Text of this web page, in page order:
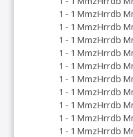
1 - 1 MmzHrrdb
1 - 1 MmzHrrdb
1 - 1 MmzHrrdb
1 - 1 MmzHrrdb
1 - 1 MmzHrrdb
1 - 1 MmzHrrdb
1 - 1 MmzHrrdb
1 - 1 MmzHrrdb
1 - 1 MmzHrrdb
1 - 1 MmzHrrdb